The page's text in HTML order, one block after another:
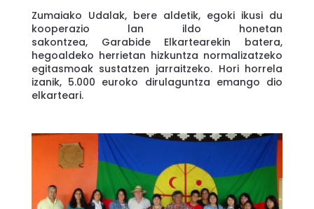
Zumaiako Udalak, bere aldetik, egoki ikusi du
kooperazio lan ildo honetan
sakontzea, GarabideElkartearekin batera,
hegoaldeko herrietan hizkuntza normalizatzeko
egitasmoak sustatzen jarraitzeko. Hori horrela
izanik, 5.000 euroko dirulaguntza emango dio
elkarteari.